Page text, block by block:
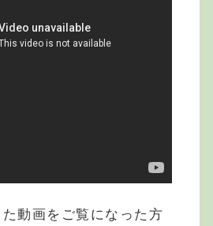
動画をご覧になった方